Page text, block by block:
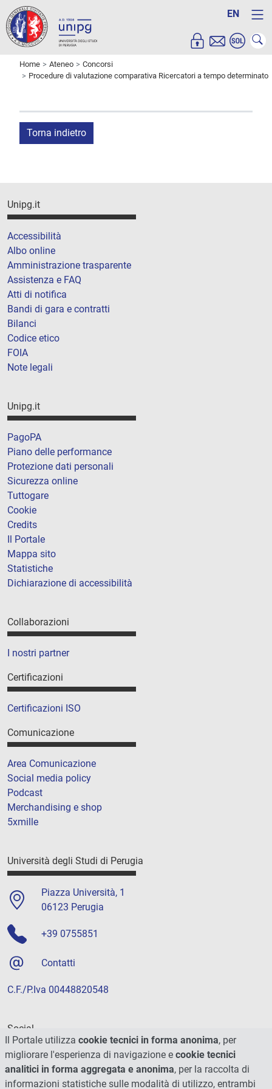
EN
Home Ateneo
Concorsi
Procedure di valutazione comparativa Ricercatori a tempo determinato
Torna indietro
Unipg.it
Accessibilità
Albo online
Amministrazione trasparente
Assistenza e FAQ
Atti di notifica
Bandi di gara e contratti
Bilanci
Codice etico
FOIA
Note legali
Unipg.it
PagoPA
Piano delle performance
Protezione dati personali
Sicurezza online
Tuttogare
Cookie
Credits
Il Portale
Mappa sito
Statistiche
Dichiarazione di accessibilità
Collaborazioni
I nostri partner
Certificazioni
Certificazioni ISO
Comunicazione
Area Comunicazione
Social media policy
Podcast
Merchandising e shop
5xmille
Università degli Studi di Perugia
Piazza Università, 1
06123 Perugia
+39 0755851
Contatti
C.F./P.Iva 00448820548
Social
Il Portale utilizza cookie tecnici in forma anonima, per
migliorare l'esperienza di navigazione e cookie tecnici
analitici in forma aggregata e anonima, per la raccolta di
informazioni statistiche sulle modalità di utilizzo, entrambi